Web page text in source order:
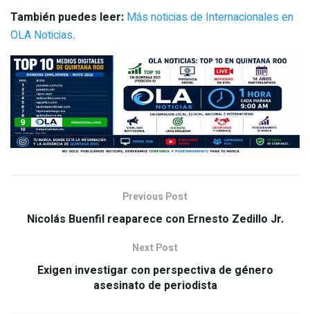
También puedes leer: Más noticias de Internacionales en
OLA Noticias.
Previous Post
Nicolás Buenfil reaparece con Ernesto Zedillo Jr.
Next Post
Exigen investigar con perspectiva de género
asesinato de periodista